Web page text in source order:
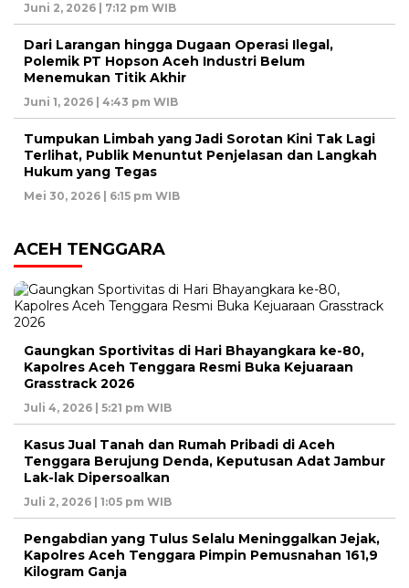
Juni 2, 2026 | 7:12 pm WIB
Dari Larangan hingga Dugaan Operasi Ilegal,
Polemik PT Hopson Aceh Industri Belum
Menemukan Titik Akhir
Juni 1, 2026 | 4:43 pm WIB
Tumpukan Limbah yang Jadi Sorotan Kini Tak Lagi
Terlihat, Publik Menuntut Penjelasan dan Langkah
Hukum yang Tegas
Mei 30, 2026 | 6:15 pm WIB
ACEH TENGGARA
Gaungkan Sportivitas di Hari Bhayangkara ke-80,
Kapolres Aceh Tenggara Resmi Buka Kejuaraan
Grasstrack 2026
Juli 4, 2026 | 5:21 pm WIB
Kasus Jual Tanah dan Rumah Pribadi di Aceh
Tenggara Berujung Denda, Keputusan Adat Jambur
Lak-lak Dipersoalkan
Juli 2, 2026 | 1:05 pm WIB
Pengabdian yang Tulus Selalu Meninggalkan Jejak,
Kapolres Aceh Tenggara Pimpin Pemusnahan 161,9
Kilogram Ganja